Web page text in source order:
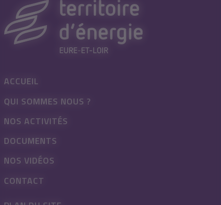
ACCUEIL
QUI SOMMES NOUS ?
NOS ACTIVITÉS
DOCUMENTS
NOS VIDÉOS
CONTACT